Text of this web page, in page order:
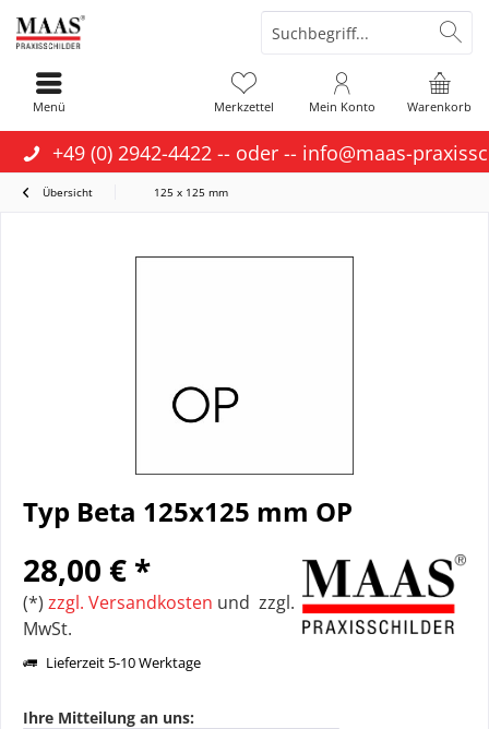
+49 (0) 2942-4422 -- oder -- info@maas-
Warenkorb
Merkzettel Mein Konto
Menü
Übersicht 125 x 125 mm
Typ Beta 125x125 mm OP
28,00 € *
(*) zzgl. Versandkosten und zzgl.
MwSt.
Lieferzeit 5-10 Werktage
Ihre Mitteilung an uns: